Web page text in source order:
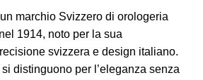
marchio Svizzero di orologeria
1914, noto per la sua
svizzera e design italiano.
distinguono per l’eleganza senza